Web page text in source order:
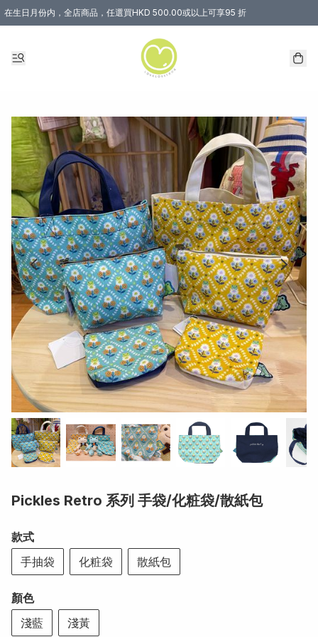
在生日月份内，全店商品，任選買HKD 500.00或以上可享95 折
Pickles Retro 系列 手袋/化粧袋/散紙包
款式
手抽袋
化粧袋 散紙包
顏色
淺藍
淺黃